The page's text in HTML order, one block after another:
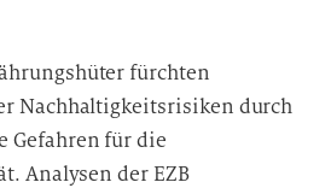
fürchten
Nachhaltigkeitsrisiken durch
Gefahren für die
Analysen der EZB